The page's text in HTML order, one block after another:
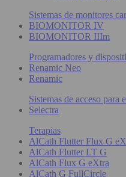
Sistemas de monitores
BIOMONITOR IV
BIOMONITOR IIIm
Programadores y
Renamic Neo
Renamic
Sistemas de acceso para
Selectra
Terapias
AlCath Flutter Flux G
AlCath Flutter LT G
AlCath Flux G eXtra
AlCath G FullCircle